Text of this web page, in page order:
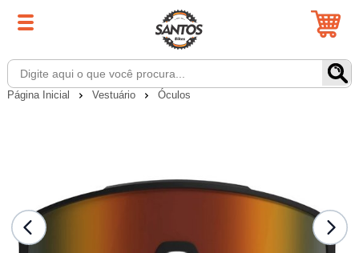
Página Inicial Vestuário Óculos